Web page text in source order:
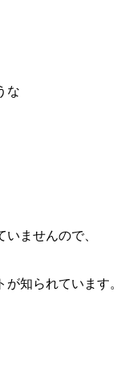
な
ませんので、
知られています。